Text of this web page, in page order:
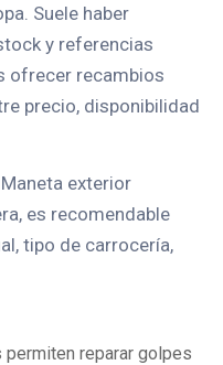
Suele haber
y referencias
ofrecer recambios
precio, disponibilidad
exterior
es recomendable
tipo de carrocería,
reparar golpes